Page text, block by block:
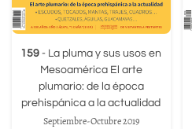
159 - La pluma y sus usos en
Mesoamérica El arte
plumario: de la época
prehispánica a la actualidad
Septiembre-Octubre 2019